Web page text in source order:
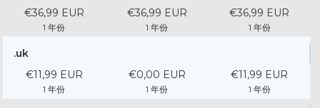
€36,99 EUR
1 年份
€36,99 EUR
1 年份
€36,99 EUR
1 年份
.uk
€11,99 EUR
1 年份
€0,00 EUR
1 年份
€11,99 EUR
1 年份